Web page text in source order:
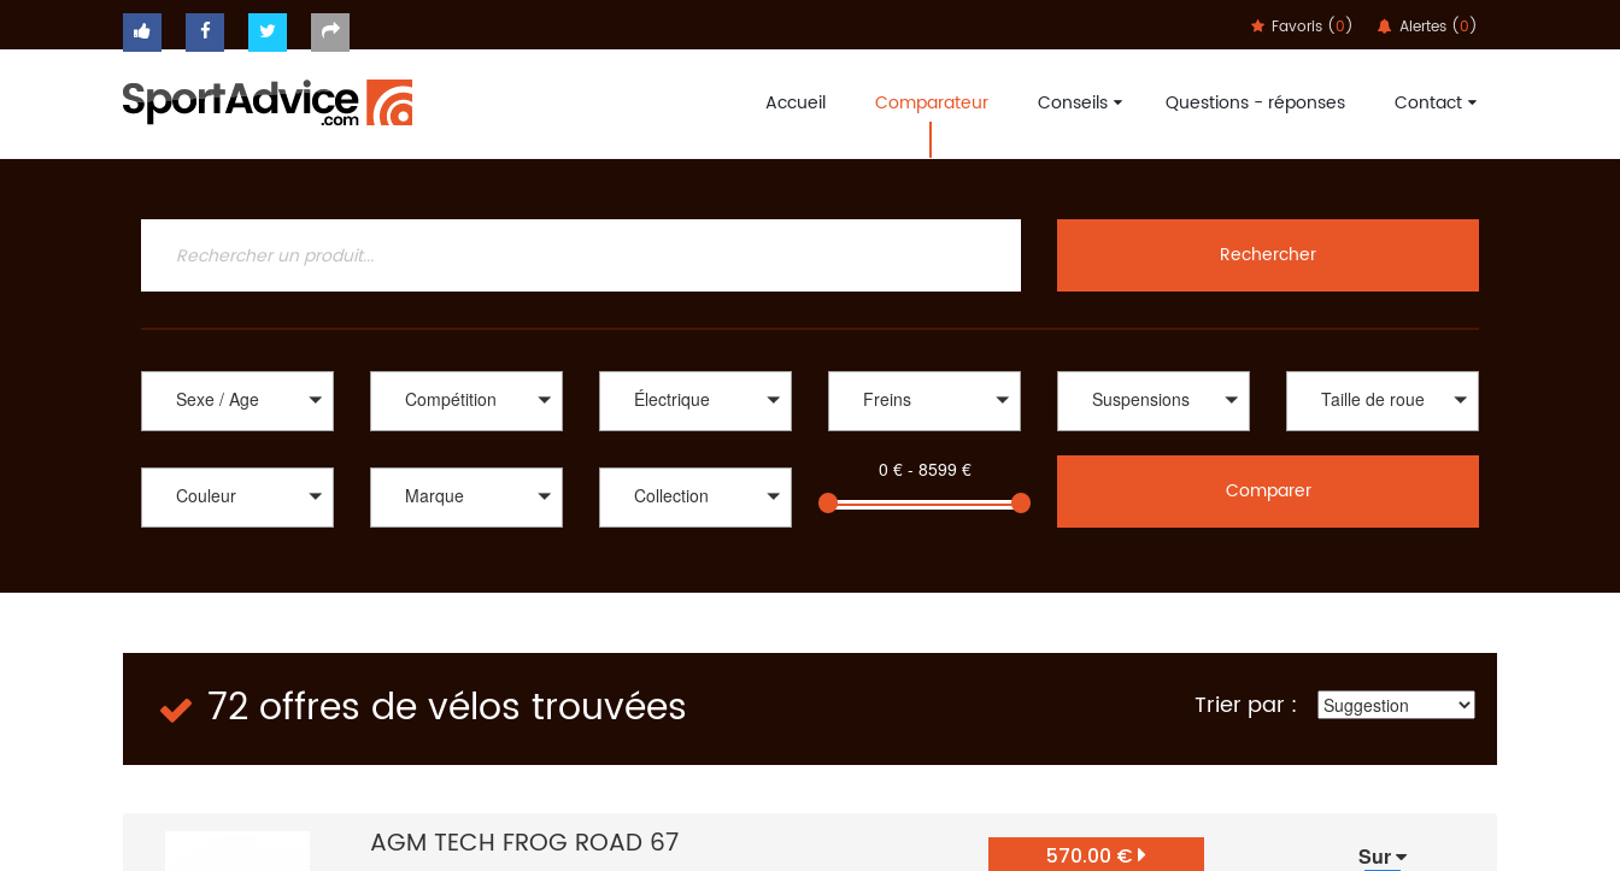
Favoris (0) Alertes (0)
Accueil Comparateur Conseils Questions - réponses Contact
ACCUEIL
RÉPONSES
CONTACT
d’enseignes : AGM Tech, Cannondale, CBT Italia, Cube, Dvélos, Focus, Frog Bikes Ltd, GT, Kalkhoff, Kuota, LaPierre, Lombardo, Metra, Moustache, Neomouv, Orbea, Puky, Redline,
Santa Cruz, Specialized, Sunn et Winora. Vous êtes un adepte de cyclisme, un passionné de vélo ou encore un pratiquant de VTT, SportAdvice Bike est là pour vous orienter sur votre
choix de vélo, idéal selon votre utilisation. En plus de vous apporter un conseil avisé sur le modèle qui vous correspond, SportAdvice vous propose le meilleur prix. A travers une large
sélection de modèles, vous trouverez des vélos de route : compétition, cyclo-cross, aérodynamique, polyvalent, des vélos Tout Terrains : all-mountain, enduro, descente/freeride, fat,
Rechercher
Sexe / Age Compétition Électrique Freins Suspensions Taille de roue
Couleur Marque Collection Comparer
72 offres de vélos trouvées Trier par :
AGM TECH FROG ROAD 67 570.00 € Sur